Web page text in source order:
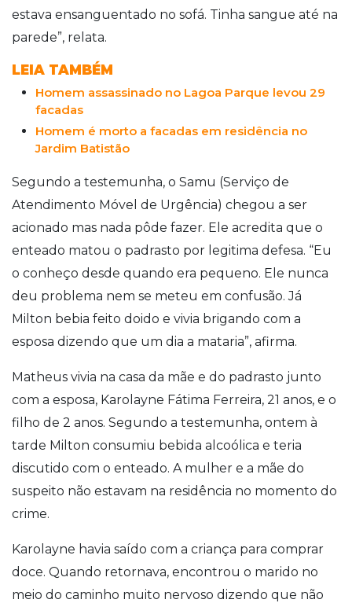
estava ensanguentado no sofá. Tinha sangue até na
parede”, relata.
LEIA TAMBÉM
Homem assassinado no Lagoa Parque levou 29
facadas
Homem é morto a facadas em residência no
Jardim Batistão
Segundo a testemunha, o Samu (Serviço de
Atendimento Móvel de Urgência) chegou a ser
acionado mas nada pôde fazer. Ele acredita que o
enteado matou o padrasto por legitima defesa. “Eu
o conheço desde quando era pequeno. Ele nunca
deu problema nem se meteu em confusão. Já
Milton bebia feito doido e vivia brigando com a
esposa dizendo que um dia a mataria”, afirma.
Matheus vivia na casa da mãe e do padrasto junto
com a esposa, Karolayne Fátima Ferreira, 21 anos, e o
filho de 2 anos. Segundo a testemunha, ontem à
tarde Milton consumiu bebida alcoólica e teria
discutido com o enteado. A mulher e a mãe do
suspeito não estavam na residência no momento do
crime.
Karolayne havia saído com a criança para comprar
doce. Quando retornava, encontrou o marido no
meio do caminho muito nervoso dizendo que não